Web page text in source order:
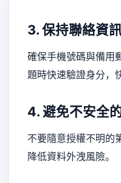
3. 保持聯絡資
確保手機號碼與備用
題時快速驗證身分，
4. 避免不安全
不要隨意授權不明的
降低資料外洩風險。